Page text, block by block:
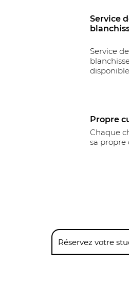
Service
Service de
disponible
Propre
Chaque
sa propre
Réservez votre